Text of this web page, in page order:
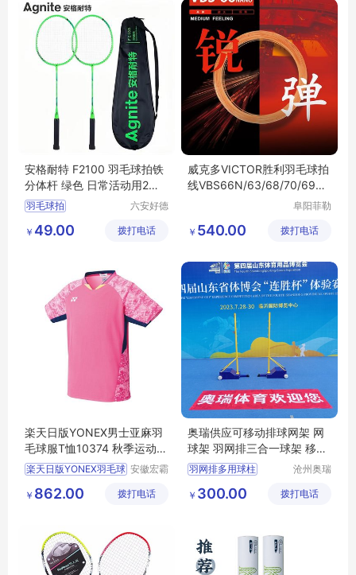
安格耐特 F2100 羽毛球拍铁
分体杆 绿色 日常活动用2支/
副
羽毛球拍
六安好德
公司
￥ 49.00 拨打电话
威克多VICTOR胜利羽毛球拍
线VBS66N/63/68/70/69N
阜阳菲勒
公司
￥ 540.00 拨打电话
楽天日版YONEX男士亚麻羽
毛球服T恤10374 秋季运动球
衣现货
楽天日版YONEX羽毛球 安徽宏霸
有限公司
￥ 862.00 拨打电话
奥瑞供应可移动排球网架 网
球架 羽网排三合一球架 移动
羽毛球柱
羽网排多用球柱
气排球中
沧州奥瑞
制造有限
￥ 300.00 拨打电话